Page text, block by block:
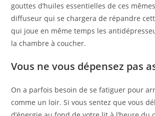
gouttes d’huiles essentielles de ces
diffuseur qui se chargera de répandre
qui joue en même temps les
la chambre à coucher.
Vous ne vous dépensez pas
On a parfois besoin de se fatiguer pour
comme un loir. Si vous sentez que vous